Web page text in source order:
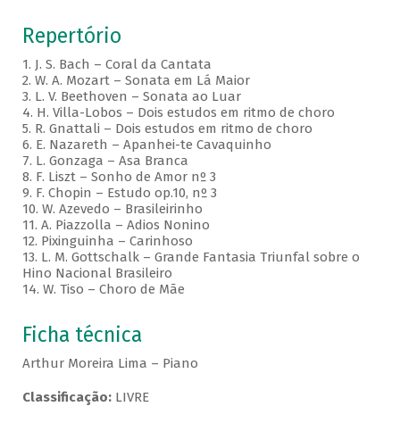
Repertório
1. J. S. Bach – Coral da Cantata
2. W. A. Mozart – Sonata em Lá Maior
3. L. V. Beethoven – Sonata ao Luar
4. H. Villa-Lobos – Dois estudos em ritmo de choro
5. R. Gnattali – Dois estudos em ritmo de choro
6. E. Nazareth – Apanhei-te Cavaquinho
7. L. Gonzaga – Asa Branca
8. F. Liszt – Sonho de Amor nº 3
9. F. Chopin – Estudo op.10, nº 3
10. W. Azevedo – Brasileirinho
11. A. Piazzolla – Adios Nonino
12. Pixinguinha – Carinhoso
13. L. M. Gottschalk – Grande Fantasia Triunfal sobre o
Hino Nacional Brasileiro
14. W. Tiso – Choro de Mãe
Ficha técnica
Arthur Moreira Lima – Piano
Classificação:LIVRE